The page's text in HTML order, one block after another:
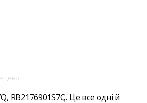
RB2176901S7Q. Це все одні й